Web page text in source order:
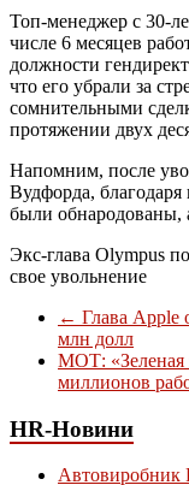
Топ-менеджер с 30-
числе 6 месяцев
должности
что его убрали за
сомнительными
протяжении двух
Напомним, после
Вудфорда,
были обнародованы,
Экс-глава Olympus
свое увольнение
← Глава Apple
млн долл
МОТ: «Зеленая
миллионов
HR-Новини
Автовиробник